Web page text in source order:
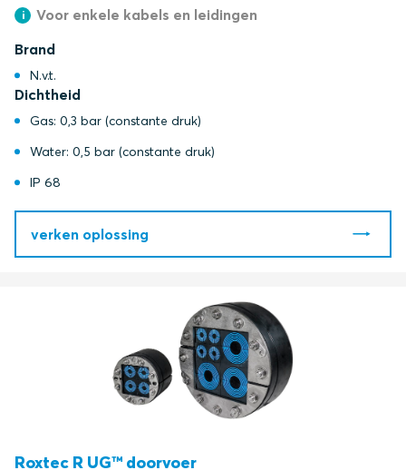
Voor enkele kabels en leidingen
Brand
N.v.t.
Dichtheid
Gas: 0,3 bar (constante druk)
Water: 0,5 bar (constante druk)
IP 68
verken oplossing
Roxtec R UG™ doorvoer